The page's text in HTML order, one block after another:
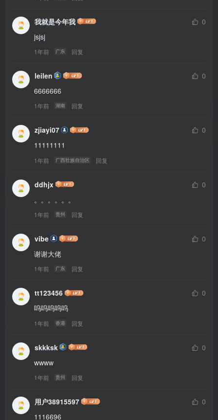
我就是今年我
0
jsjsj
1年前 广东 回复
leilen
0
6666666
1年前 湖南 回复
zjiayi07
0
11111111
1年前 广西壮族自治区 回复
ddhjx
0
。。。。。。
1年前 贵州 回复
vibe
0
谢谢大佬
1年前 广东 回复
tt123456
0
呜呜呜呜呜
1年前 香港 回复
skkksk
0
wwww
1年前 贵州 回复
用户38915597
0
1116696